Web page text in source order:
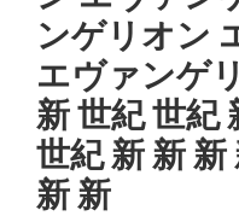
ンゲリオン
エヴァンゲ
新 世紀 世紀
世紀 新 新 新
新 新